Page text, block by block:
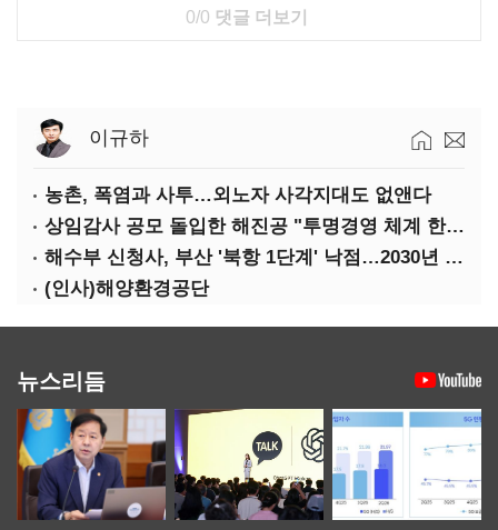
0/0 댓글 더보기
이규하
농촌, 폭염과 사투…외노자 사각지대도 없앤다
상임감사 공모 돌입한 해진공 "투명경영 체계 한층 강화"
해수부 신청사, 부산 '북항 1단계' 낙점…2030년 완공 목표
(인사)해양환경공단
뉴스리듬